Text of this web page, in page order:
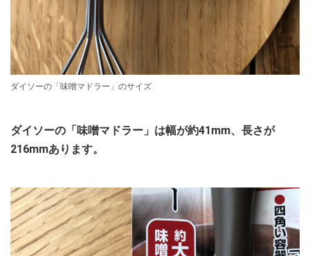
ダイソーの「味噌マドラー」のサイズ
ダイソーの「味噌マドラー」は幅が約41mm、長さが
216mmあります。